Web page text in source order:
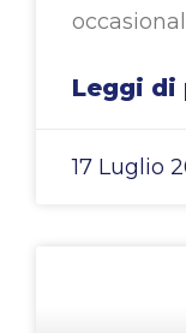
Leggi di
17 Luglio